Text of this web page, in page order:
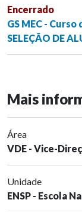
Encerrado
GS MEC -
SELEÇÃO DE
Mais
Área
VDE - Vice-
Unidade
ENSP - Escola